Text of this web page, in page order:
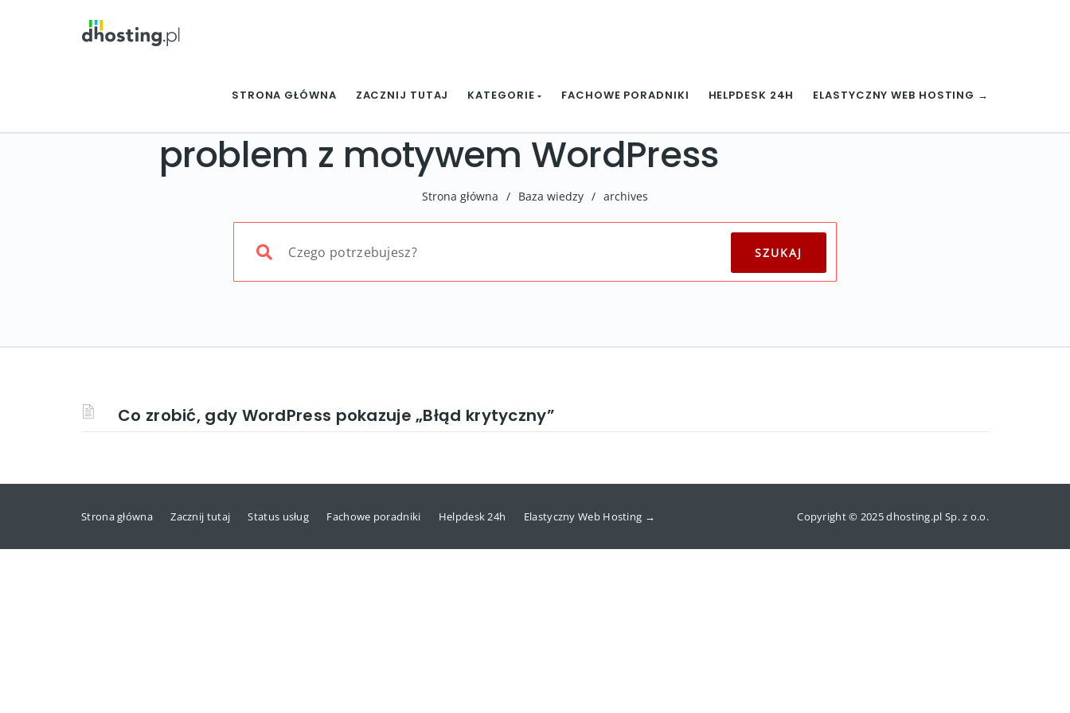
STRONA GŁÓWNA ZACZNIJ TUTAJ KATEGORIE FACHOWE PORADNIKI HELPDESK 24H ELASTYCZNY WEB HOSTING →
problem z motywem WordPress
Strona główna / Baza wiedzy / archives
Co zrobić, gdy WordPress pokazuje „Błąd krytyczny”
Strona główna Zacznij tutaj Status usług Fachowe poradniki Helpdesk 24h Elastyczny Web Hosting → Copyright © 2025 dhosting.pl Sp. z o.o.